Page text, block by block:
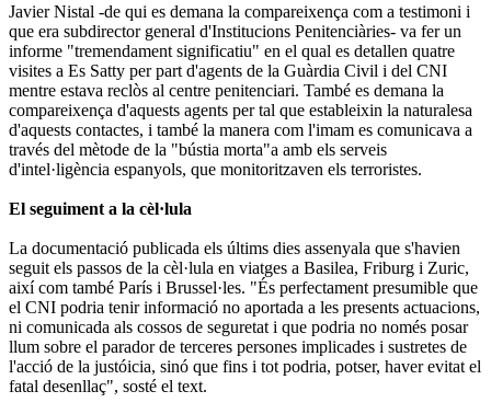
Javier Nistal -de qui es demana la compareixença com a testimoni i
que era subdirector general d'Institucions Penitenciàries- va fer un
informe "tremendament significatiu" en el qual es detallen quatre
visites a Es Satty per part d'agents de la Guàrdia Civil i del CNI
mentre estava reclòs al centre penitenciari. També es demana la
compareixença d'aquests agents per tal que estableixin la naturalesa
d'aquests contactes, i també la manera com l'imam es comunicava a
través del mètode de la "bústia morta"a amb els serveis
d'intel·ligència espanyols, que monitoritzaven els terroristes.
El seguiment a la cèl·lula
La documentació publicada els últims dies assenyala que s'havien
seguit els passos de la cèl·lula en viatges a Basilea, Friburg i Zuric,
així com també París i Brussel·les. "És perfectament presumible que
el CNI podria tenir informació no aportada a les presents actuacions,
ni comunicada als cossos de seguretat i que podria no només posar
llum sobre el parador de terceres persones implicades i sustretes de
l'acció de la justóicia, sinó que fins i tot podria, potser, haver evitat el
fatal desenllaç", sosté el text.